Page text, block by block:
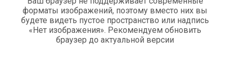
форматы изображений, поэтому вместо них вы
будете видеть пустое пространство или надпись
«Нет изображения». Рекомендуем обновить
браузер до актуальной версии